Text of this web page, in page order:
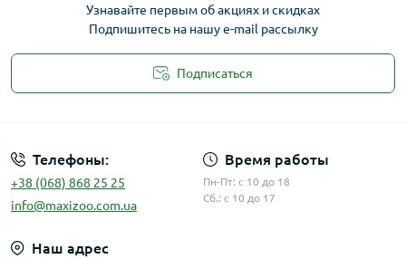
Узнавайте первым об акциях и скидках
Подпишитесь на нашу e-mail рассылку
Подписаться
Телефоны:
+38 (068) 868 25 25
info@maxizoo.com.ua
Время работы
Пн-Пт: с 10 до 18
Сб.: с 10 до 17
Наш адрес